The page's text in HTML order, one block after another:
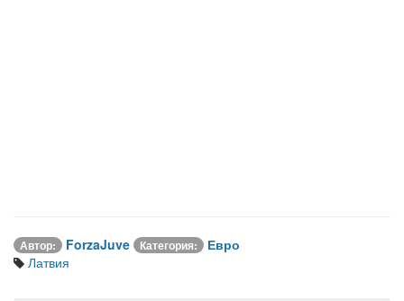
Автор: ForzaJuve Категория:
Евро
Латвия